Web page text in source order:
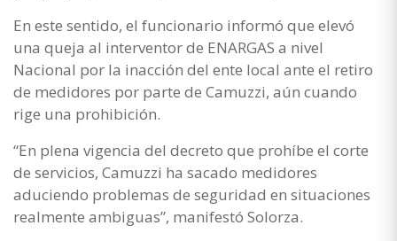
En este sentido, el funcionario informó que elevó
una queja al interventor de ENARGAS a nivel
Nacional por la inacción del ente local ante el retiro
de medidores por parte de Camuzzi, aún cuando
rige una prohibición.
“En plena vigencia del decreto que prohíbe el corte
de servicios, Camuzzi ha sacado medidores
aduciendo problemas de seguridad en situaciones
realmente ambiguas”, manifestó Solorza.